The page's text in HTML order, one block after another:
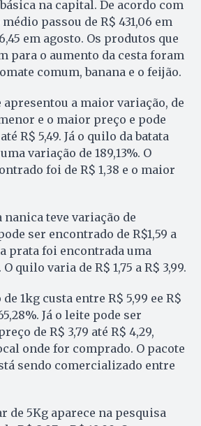
na capital. De acordo com
passou de R$ 431,06 em
em agosto. Os produtos que
para o aumento da cesta foram
comum, banana e o feijão.
apresentou a maior variação, de
e o maior preço e pode
R$ 5,49. Já o quilo da batata
variação de 189,13%. O
foi de R$ 1,38 e o maior
nanica teve variação de
ser encontrado de R$1,59 a
prata foi encontrada uma
quilo varia de R$ 1,75 a R$ 3,99.
1kg custa entre R$ 5,99 ee R$
Já o leite pode ser
de R$ 3,79 até R$ 4,29,
onde for comprado. O pacote
sendo comercializado entre
de 5Kg aparece na pesquisa